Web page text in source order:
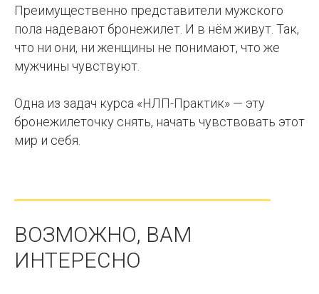
Преимущественно представители мужского
пола надевают бронежилет. И в нём живут. Так,
что ни они, ни женщины не понимают, что же
мужчины чувствуют.
Одна из задач курса «НЛП-Практик» — эту
бронежилеточку снять, начать чувствовать этот
мир и себя.
ВОЗМОЖНО, ВАМ
ИНТЕРЕСНО